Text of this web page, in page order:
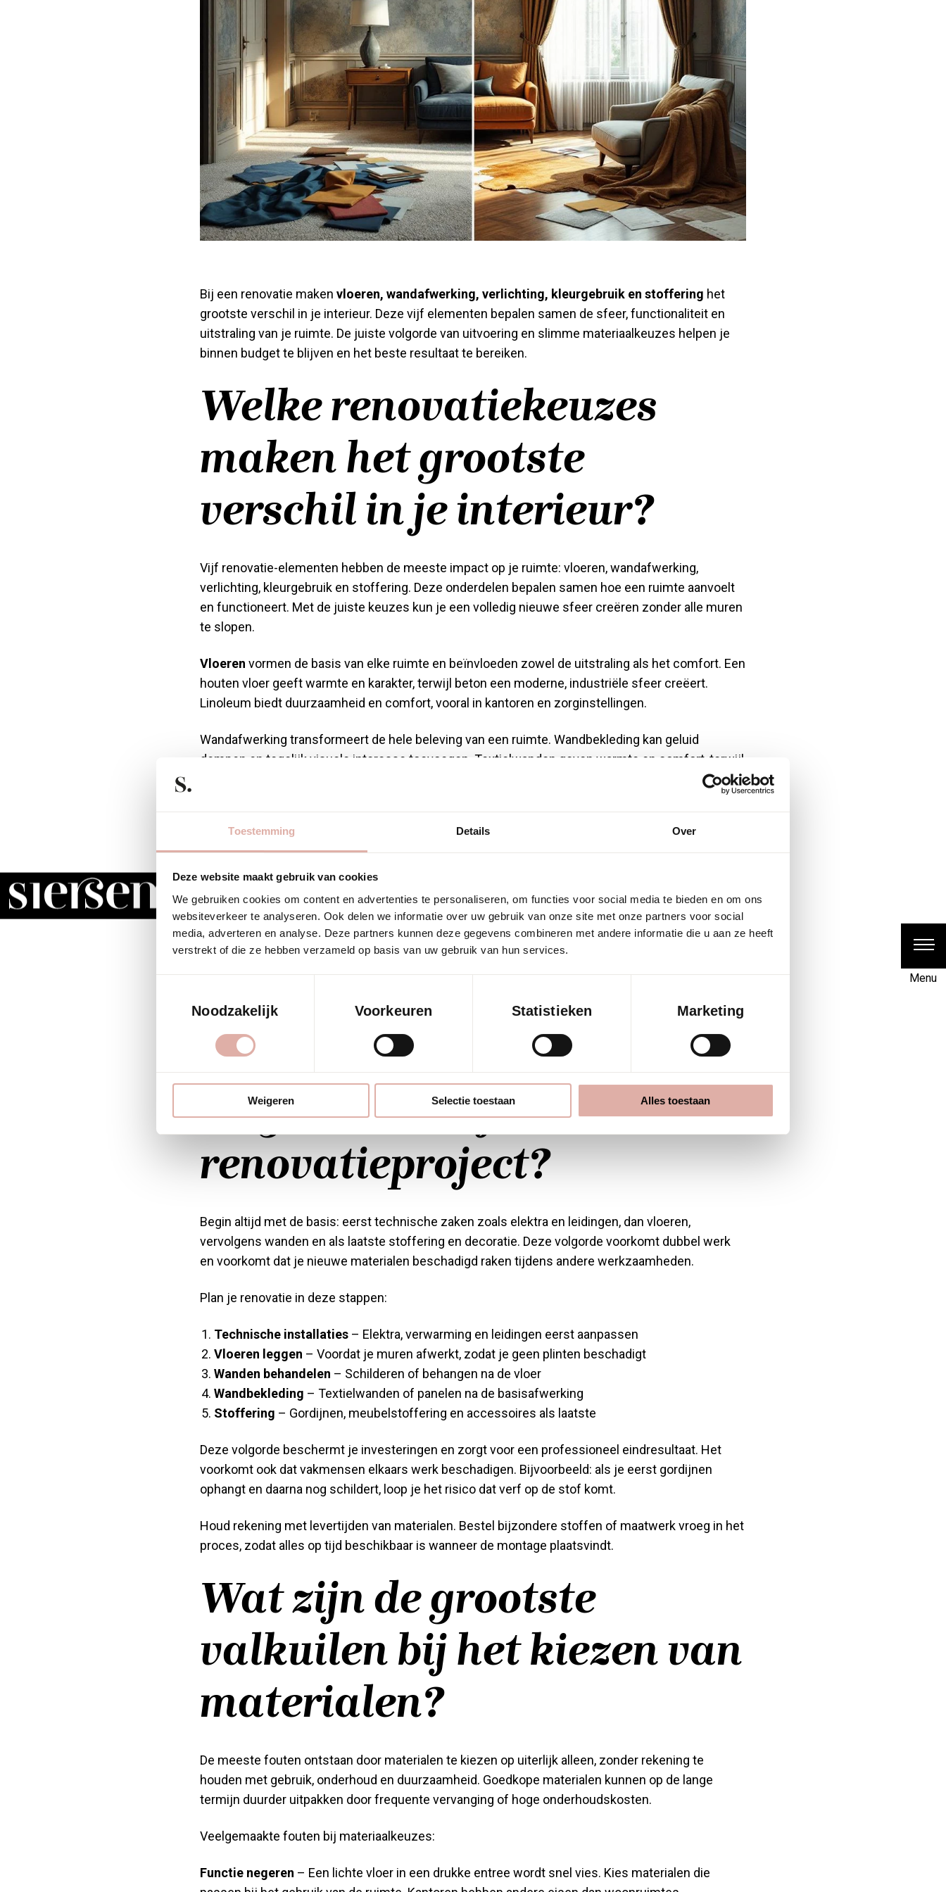
Toestemming Details Over
Deze website maakt gebruik van cookies
We gebruiken cookies om content en advertenties te personaliseren, om functies voor social media te bieden en om ons
websiteverkeer te analyseren. Ook delen we informatie over uw gebruik van onze site met onze partners voor social
media, adverteren en analyse. Deze partners kunnen deze gegevens combineren met andere informatie die u aan ze heeft
verstrekt of die ze hebben verzameld op basis van uw gebruik van hun services.
Noodzakelijk Voorkeuren Statistieken Marketing
Weigeren Selectie toestaan Alles toestaan
Menu
Bij een renovatie maken vloeren, wandafwerking, verlichting, kleurgebruik en stoffering het
grootste verschil in je interieur. Deze vijf elementen bepalen samen de sfeer, functionaliteit en
uitstraling van je ruimte. De juiste volgorde van uitvoering en slimme materiaalkeuzes helpen je
binnen budget te blijven en het beste resultaat te bereiken.
Welke renovatiekeuzes
maken het grootste
verschil in je interieur?
Vijf renovatie-elementen hebben de meeste impact op je ruimte: vloeren, wandafwerking,
verlichting, kleurgebruik en stoffering. Deze onderdelen bepalen samen hoe een ruimte aanvoelt
en functioneert. Met de juiste keuzes kun je een volledig nieuwe sfeer creëren zonder alle muren
te slopen.
Vloeren vormen de basis van elke ruimte en beïnvloeden zowel de uitstraling als het comfort. Een
houten vloer geeft warmte en karakter, terwijl beton een moderne, industriële sfeer creëert.
Linoleum biedt duurzaamheid en comfort, vooral in kantoren en zorginstellingen.
Wandafwerking transformeert de hele beleving van een ruimte. Wandbekleding kan geluid
dempen en tegelijk visuele interesse toevoegen. Textielwanden geven warmte en comfort, terwijl
Verlichting bepaalt hoe alle andere elementen tot hun recht komen. Goede verlichting kan kleuren
versterken, ruimtes groter laten lijken en de functionaliteit verbeteren. Denk aan verschillende
lichtbronnen voor verschillende momenten van de dag.
tijdloosheid, terwijl accentkleuren persoonlijkheid toevoegen. Overweeg hoe kleuren elkaar
beïnvloeden in verschillende lichtomstandigheden.
maken ruimtes uitnodigend.
Hoe bepaal je de juiste
volgorde voor je
renovatieproject?
Begin altijd met de basis: eerst technische zaken zoals elektra en leidingen, dan vloeren,
vervolgens wanden en als laatste stoffering en decoratie. Deze volgorde voorkomt dubbel werk
en voorkomt dat je nieuwe materialen beschadigd raken tijdens andere werkzaamheden.
Plan je renovatie in deze stappen:
Technische installaties– Elektra, verwarming en leidingen eerst aanpassen
Vloeren leggen – Voordat je muren afwerkt, zodat je geen plinten beschadigt
Wanden behandelen – Schilderen of behangen na de vloer
Wandbekleding – Textielwanden of panelen na de basisafwerking
Stoffering – Gordijnen, meubelstoffering en accessoires als laatste
Deze volgorde beschermt je investeringen en zorgt voor een professioneel eindresultaat. Het
voorkomt ook dat vakmensen elkaars werk beschadigen. Bijvoorbeeld: als je eerst gordijnen
ophangt en daarna nog schildert, loop je het risico dat verf op de stof komt.
Houd rekening met levertijden van materialen. Bestel bijzondere stoffen of maatwerk vroeg in het
proces, zodat alles op tijd beschikbaar is wanneer de montage plaatsvindt.
Wat zijn de grootste
valkuilen bij het kiezen van
materialen?
De meeste fouten ontstaan door materialen te kiezen op uiterlijk alleen, zonder rekening te
houden met gebruik, onderhoud en duurzaamheid. Goedkope materialen kunnen op de lange
termijn duurder uitpakken door frequente vervanging of hoge onderhoudskosten.
Veelgemaakte fouten bij materiaalkeuzes:
Functie negeren – Een lichte vloer in een drukke entree wordt snel vies. Kies materialen die